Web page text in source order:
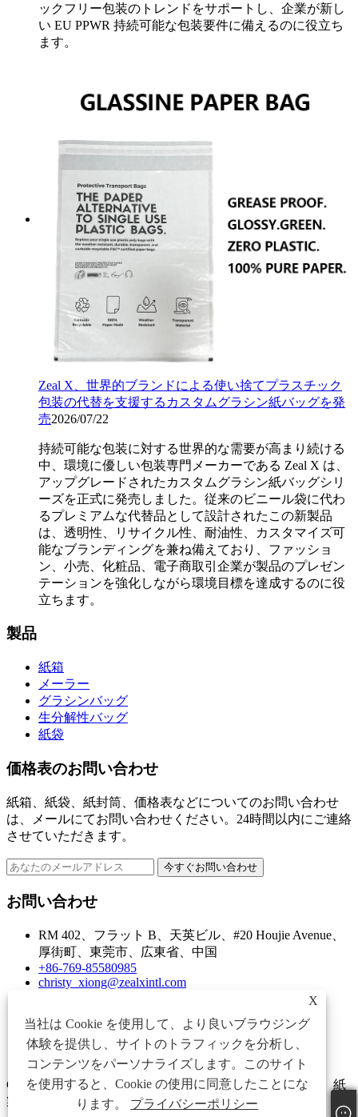
X
当社は Cookie を使用して、より良いブラウジング
体験を提供し、サイトのトラフィックを分析し、
コンテンツをパーソナライズします。このサイト
を使用すると、Cookie の使用に同意したことにな
ります。 プライバシーポリシー
ックフリー包装のトレンドをサポートし、企業が新し
い EU PPWR 持続可能な包装要件に備えるのに役立ち
ます。
Zeal X、世界的ブランドによる使い捨てプラスチック
包装の代替を支援するカスタムグラシン紙バッグを発
売2026/07/22
持続可能な包装に対する世界的な需要が高まり続ける
中、環境に優しい包装専門メーカーである Zeal X は、
アップグレードされたカスタムグラシン紙バッグシリ
ーズを正式に発売しました。従来のビニール袋に代わ
るプレミアムな代替品として設計されたこの新製品
は、透明性、リサイクル性、耐油性、カスタマイズ可
能なブランディングを兼ね備えており、ファッショ
ン、小売、化粧品、電子商取引企業が製品のプレゼン
テーションを強化しながら環境目標を達成するのに役
立ちます。
製品
紙箱
メーラー
グラシンバッグ
生分解性バッグ
紙袋
価格表のお問い合わせ
紙箱、紙袋、紙封筒、価格表などについてのお問い合わせ
は、メールにてお問い合わせください。24時間以内にご連絡
させていただきます。
お問い合わせ
RM 402、フラット B、天英ビル、#20 Houjie Avenue、
厚街町、東莞市、広東省、中国
+86-769-85580985
christy_xiong@zealxintl.com
Sitemap
RSS
XML
プライバシーポリシー
Copyright © 2023 Zeal X International Limited - 紙箱、紙袋、紙
製封筒 - すべての権利予約。